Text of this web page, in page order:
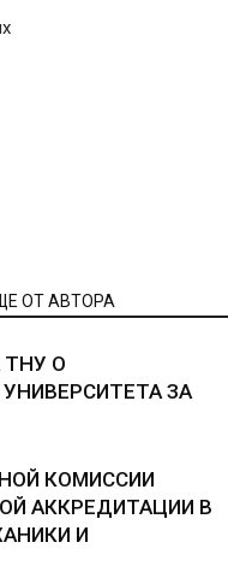
ОТ АВТОРА
ТНУ О
ЗА
КОМИССИИ
АККРЕДИТАЦИИ В
И